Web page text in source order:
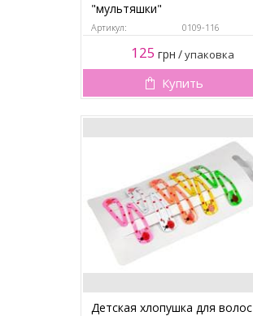
"мультяшки"
Артикул: 0109-116
125 грн /упаковка
Купить
Детская хлопушка для волос